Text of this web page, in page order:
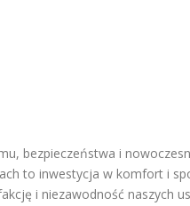
bezpieczeństwa i
to inwestycja w komfort i
i niezawodność naszych